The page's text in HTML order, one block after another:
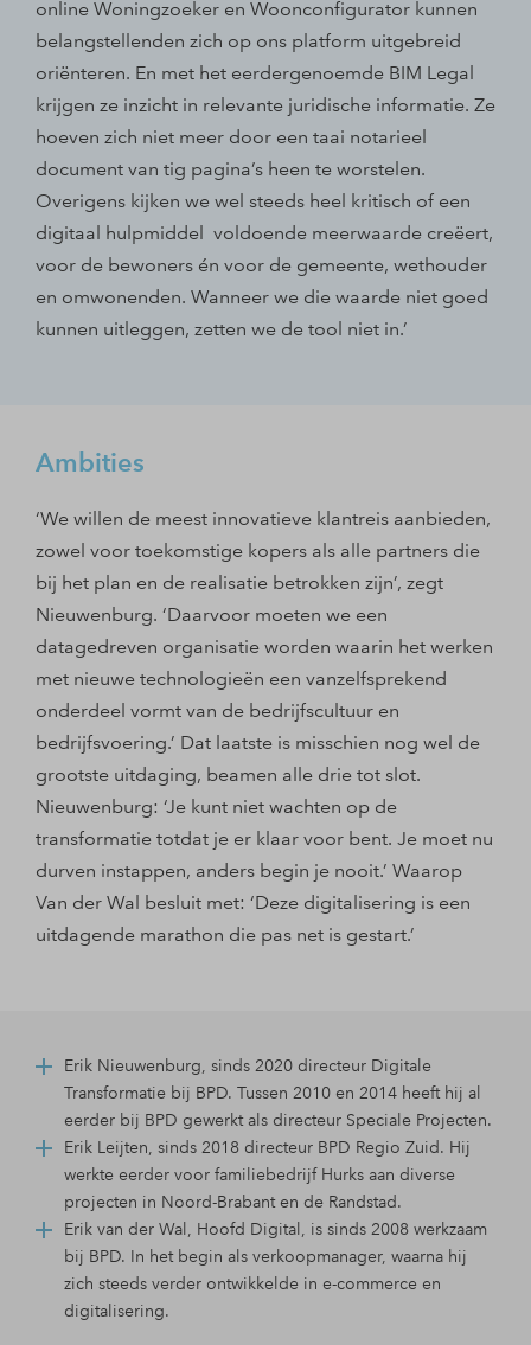
online Woningzoeker en Woonconfigurator kunnen
belangstellenden zich op ons platform uitgebreid
oriënteren. En met het eerdergenoemde BIM Legal
krijgen ze inzicht in relevante juridische informatie. Ze
hoeven zich niet meer door een taai notarieel
document van tig pagina’s heen te worstelen.
Overigens kijken we wel steeds heel kritisch of een
digitaal hulpmiddel voldoende meerwaarde creëert,
voor de bewoners én voor de gemeente, wethouder
en omwonenden. Wanneer we die waarde niet goed
kunnen uitleggen, zetten we de tool niet in.’
Ambities
‘We willen de meest innovatieve klantreis aanbieden,
zowel voor toekomstige kopers als alle partners die
bij het plan en de realisatie betrokken zijn’, zegt
Nieuwenburg. ‘Daarvoor moeten we een
datagedreven organisatie worden waarin het werken
met nieuwe technologieën een vanzelfsprekend
onderdeel vormt van de bedrijfscultuur en
bedrijfsvoering.’ Dat laatste is misschien nog wel de
grootste uitdaging, beamen alle drie tot slot.
Nieuwenburg: ‘Je kunt niet wachten op de
transformatie totdat je er klaar voor bent. Je moet nu
durven instappen, anders begin je nooit.’ Waarop
Van der Wal besluit met: ‘Deze digitalisering is een
uitdagende marathon die pas net is gestart.’
Erik Nieuwenburg, sinds 2020 directeur Digitale
Transformatie bij BPD. Tussen 2010 en 2014 heeft hij al
eerder bij BPD gewerkt als directeur Speciale Projecten.
Erik Leijten, sinds 2018 directeur BPD Regio Zuid. Hij
werkte eerder voor familiebedrijf Hurks aan diverse
projecten in Noord-Brabant en de Randstad.
Erik van der Wal, Hoofd Digital, is sinds 2008 werkzaam
bij BPD. In het begin als verkoopmanager, waarna hij
zich steeds verder ontwikkelde in e-commerce en
digitalisering.